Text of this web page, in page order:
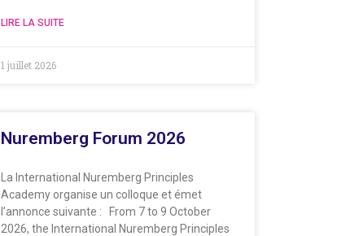
LIRE LA SUITE
1 juillet 2026
Nuremberg Forum 2026
La International Nuremberg Principles
Academy organise un colloque et émet
l’annonce suivante : From 7 to 9 October
2026, the International Nuremberg Principles